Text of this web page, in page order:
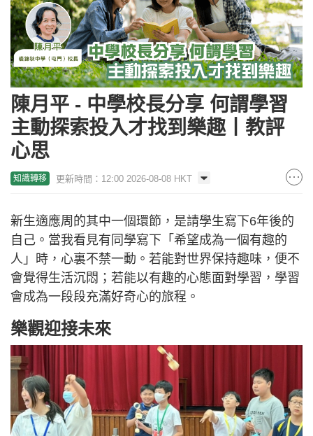
陳月平 - 中學校長分享 何謂學習
主動探索投入才找到樂趣丨教評
心思
知識轉移 更新時間：12:00 2026-08-08 HKT
新生適應周的其中一個環節，是請學生寫下6年後的
自己。當我看見有同學寫下「希望成為一個有趣的
人」時，心裏不禁一動。若能對世界保持趣味，便不
會覺得生活沉悶；若能以有趣的心態面對學習，學習
會成為一段段充滿好奇心的旅程。
樂觀迎接未來